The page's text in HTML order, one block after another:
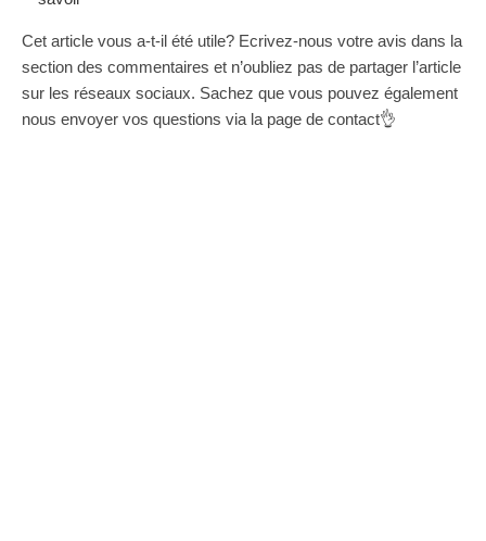
Cet article vous a-t-il été utile? Ecrivez-nous votre avis dans la
section des commentaires et n’oubliez pas de partager l’article
sur les réseaux sociaux. Sachez que vous pouvez également
nous envoyer vos questions via la page de contact👌